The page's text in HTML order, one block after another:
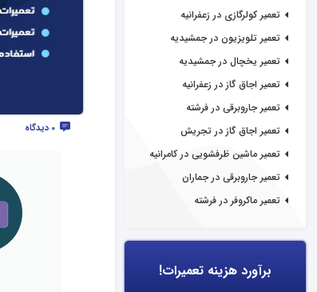
تعمیر کولرگازی در زعفرانیه
تعمیر تلویزیون در جمشیدیه
تعمیر یخچال در جمشیدیه
تعمیر اجاق گاز در زعفرانیه
تعمیر جاروبرقی در فرشته
تعمیر اجاق گاز در تجریش
تعمیر ماشین ظرفشویی در کامرانیه
تعمیر جاروبرقی در جماران
تعمیر ماکروفر در فرشته
برآورد هزینه تعمیرات!
0 دیدگاه